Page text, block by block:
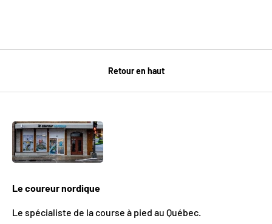
Retour en haut
Le coureur nordique
Le spécialiste de la course à pied au Québec.